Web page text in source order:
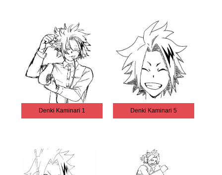
Denki Kaminari 1 Denki Kaminari 5